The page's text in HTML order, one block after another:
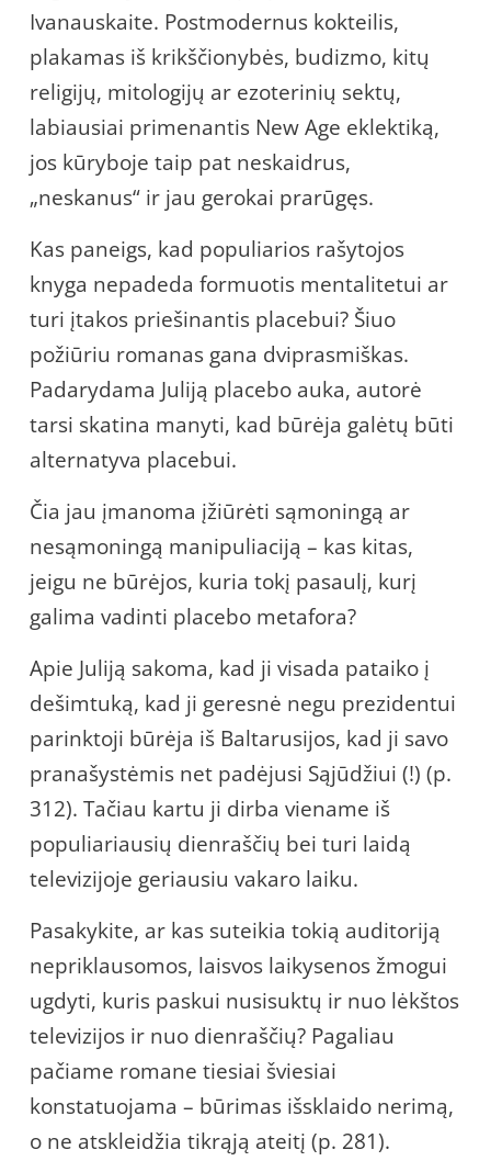
Ivanauskaite. Postmodernus kokteilis,
plakamas iš krikščionybės, budizmo, kitų
religijų, mitologijų ar ezoterinių sektų,
labiausiai primenantis New Age eklektiką,
jos kūryboje taip pat neskaidrus,
„neskanus“ ir jau gerokai prarūgęs.
Kas paneigs, kad populiarios rašytojos
knyga nepadeda formuotis mentalitetui ar
turi įtakos priešinantis placebui? Šiuo
požiūriu romanas gana dviprasmiškas.
Padarydama Juliją placebo auka, autorė
tarsi skatina manyti, kad būrėja galėtų būti
alternatyva placebui.
Čia jau įmanoma įžiūrėti sąmoningą ar
nesąmoningą manipuliaciją – kas kitas,
jeigu ne būrėjos, kuria tokį pasaulį, kurį
galima vadinti placebo metafora?
Apie Juliją sakoma, kad ji visada pataiko į
dešimtuką, kad ji geresnė negu prezidentui
parinktoji būrėja iš Baltarusijos, kad ji savo
pranašystėmis net padėjusi Sąjūdžiui (!) (p.
312). Tačiau kartu ji dirba viename iš
populiariausių dienraščių bei turi laidą
televizijoje geriausiu vakaro laiku.
Pasakykite, ar kas suteikia tokią auditoriją
nepriklausomos, laisvos laikysenos žmogui
ugdyti, kuris paskui nusisuktų ir nuo lėkštos
televizijos ir nuo dienraščių? Pagaliau
pačiame romane tiesiai šviesiai
konstatuojama – būrimas išsklaido nerimą,
o ne atskleidžia tikrąją ateitį (p. 281).